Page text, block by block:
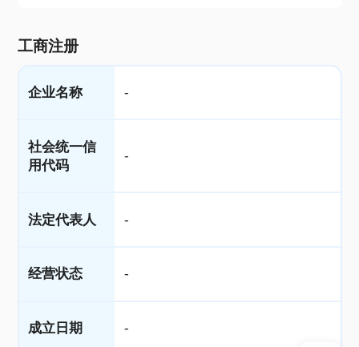
工商注册
企业名称 -
社会统一信
用代码
-
法定代表人 -
经营状态 -
成立日期 -